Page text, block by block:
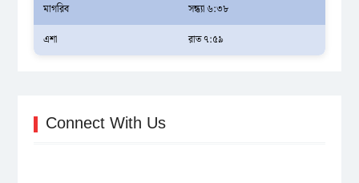
মাগরিব
সন্ধ্যা ৬:৩৮
এশা
রাত ৭:৫৯
Connect With Us